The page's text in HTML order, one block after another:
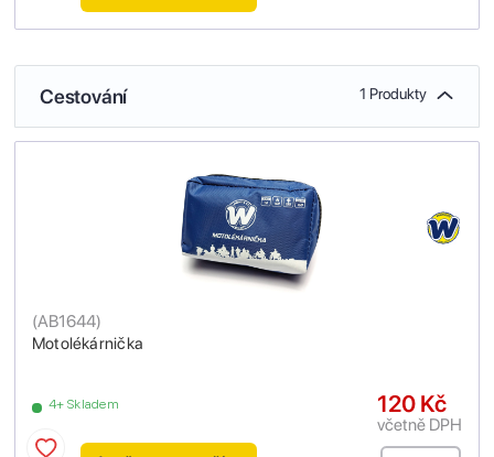
Cestování 1 Produkty
Motolékárnička
(AB1644)
4+ Skladem 120 Kč
včetně DPH